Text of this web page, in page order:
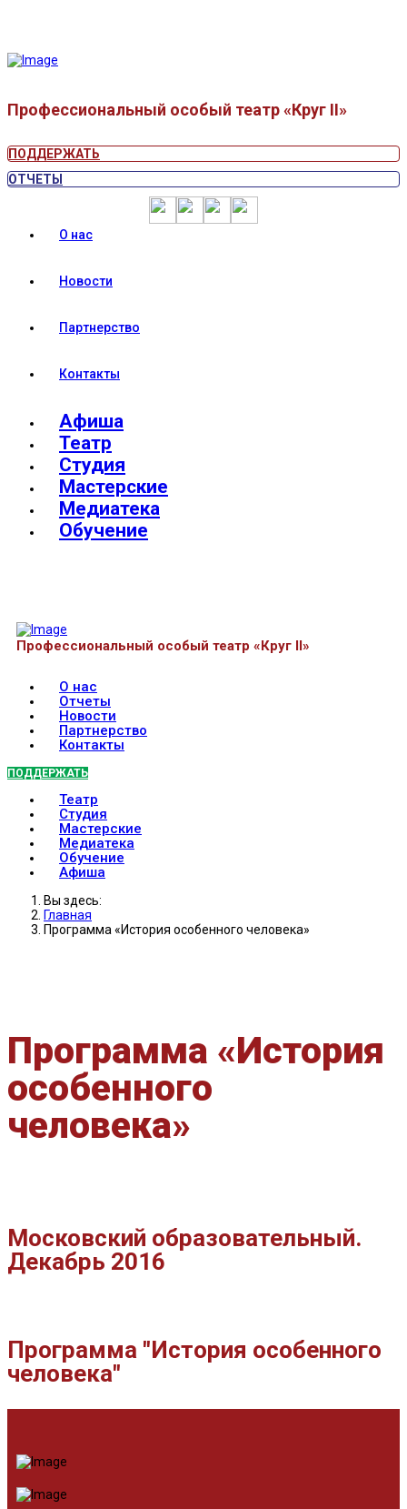
Профессиональный особый театр «Круг II»
ПОДДЕРЖАТЬ
ОТЧЕТЫ
О нас
Новости
Партнерство
Контакты
Афиша
Театр
Студия
Мастерские
Медиатека
Обучение
Профессиональный особый театр «Круг II»
О нас
Отчеты
Новости
Партнерство
Контакты
ПОДДЕРЖАТЬ
Театр
Студия
Мастерские
Медиатека
Обучение
Афиша
Вы здесь:
Главная
Программа «История особенного человека»
Программа «История
особенного
человека»
Московский образовательный.
Декабрь 2016
Программа "История особенного
человека"